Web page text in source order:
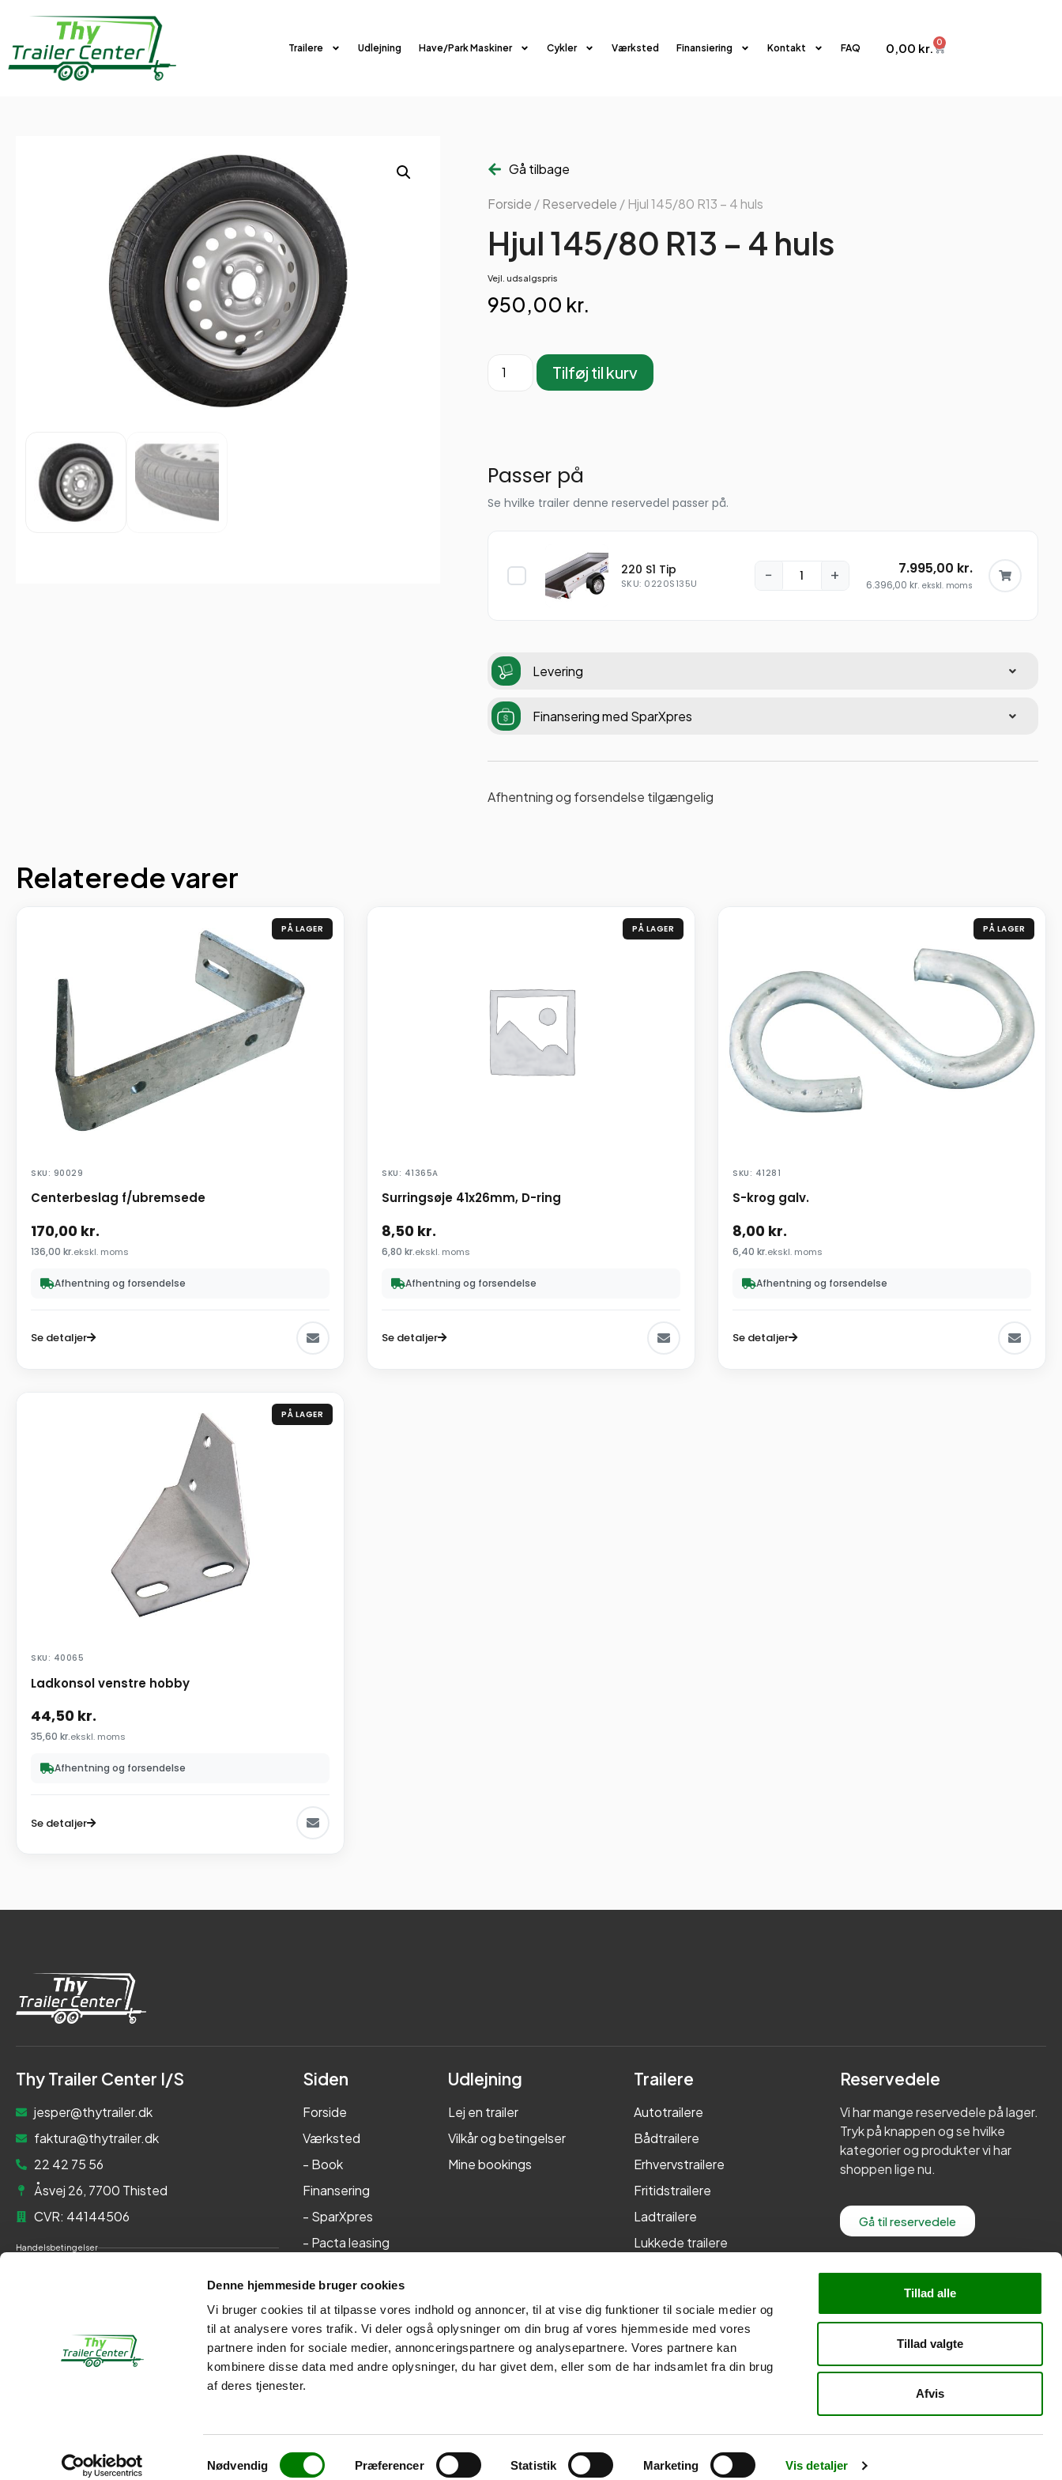
Denne hjemmeside bruger cookies
Vi bruger cookies til at tilpasse vores indhold og annoncer, til at vise dig funktioner til sociale medier og
til at analysere vores trafik. Vi deler også oplysninger om din brug af vores hjemmeside med vores
partnere inden for sociale medier, annonceringspartnere og analysepartnere. Vores partnere kan
kombinere disse data med andre oplysninger, du har givet dem, eller som de har indsamlet fra din brug
af deres tjenester.
Samtykkevalg
Nødvendig Præferencer Statistik Marketing Vis detaljer
Tillad alle
Tillad valgte
Afvis
Trailere Udlejning Have/Park Maskiner Cykler Værksted Finansiering Kontakt FAQ 0,00 kr. 0
Gå tilbage
Forside /Reservedele / Hjul 145/80 R13 – 4 huls
Hjul 145/80 R13 – 4 huls
Vejl. udsalgspris
950,00 kr.
Tilføj til kurv
Passer på
Se hvilke trailer denne reservedel passer på.
220 S1 Tip
SKU: 0220S135U − + 7.995,00 kr.
6.396,00 kr. ekskl. moms
Levering
Finansering med SparXpres
Afhentning og forsendelse tilgængelig
Relaterede varer
PÅ LAGER
SKU: 90029
Centerbeslag f/ubremsede
170,00 kr.
136,00 kr.ekskl. moms
Afhentning og forsendelse
Se detaljer
PÅ LAGER
SKU: 41365A
Surringsøje 41x26mm, D-ring
8,50 kr.
6,80 kr.ekskl. moms
Afhentning og forsendelse
Se detaljer
PÅ LAGER
SKU: 41281
S-krog galv.
8,00 kr.
6,40 kr.ekskl. moms
Afhentning og forsendelse
Se detaljer
PÅ LAGER
SKU: 40065
Ladkonsol venstre hobby
44,50 kr.
35,60 kr.ekskl. moms
Afhentning og forsendelse
Se detaljer
Thy Trailer Center I/S
jesper@thytrailer.dk
faktura@thytrailer.dk
22 42 75 56
Åsvej 26, 7700 Thisted
CVR: 44144506
Handelsbetingelser
Siden
Forside
Værksted
- Book
Finansering
- SparXpres
- Pacta leasing
Kontakt
Udlejning
Lej en trailer
Vilkår og betingelser
Mine bookings
Trailere
Autotrailere
Bådtrailere
Erhvervstrailere
Fritidstrailere
Ladtrailere
Lukkede trailere
Reservedele
Vi har mange reservedele på lager.
Tryk på knappen og se hvilke
kategorier og produkter vi har
shoppen lige nu.
Gå til reservedele
Designet & udviklet af Kompas360